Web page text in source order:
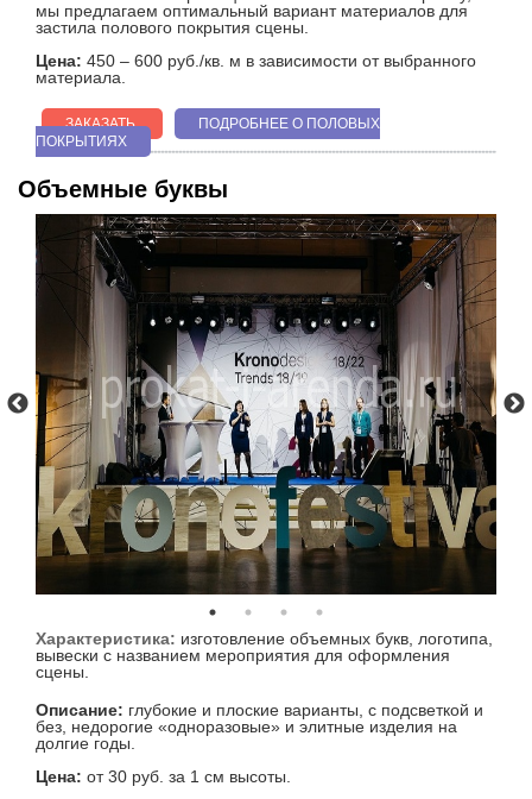
мы предлагаем оптимальный вариант материалов для
застила полового покрытия сцены.
Цена: 450 – 600 руб./кв. м в зависимости от выбранного
материала.
ЗАКАЗАТЬ
ПОДРОБНЕЕ О ПОЛОВЫХ
ПОКРЫТИЯХ
Объемные буквы
Характеристика: изготовление объемных букв, логотипа,
вывески с названием мероприятия для оформления
сцены.
Описание: глубокие и плоские варианты, с подсветкой и
без, недорогие «одноразовые» и элитные изделия на
долгие годы.
Цена: от 30 руб. за 1 см высоты.